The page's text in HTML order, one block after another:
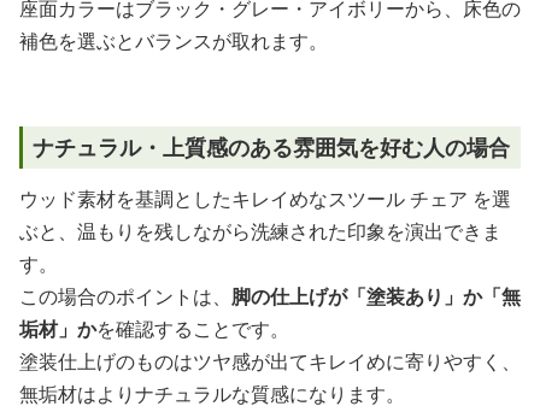
座面カラーはブラック・グレー・アイボリーから、床色の
補色を選ぶとバランスが取れます。
ナチュラル・上質感のある雰囲気を好む人の場合
ウッド素材を基調としたキレイめなスツール チェア を選
ぶと、温もりを残しながら洗練された印象を演出できま
す。
この場合のポイントは、 脚の仕上げが「塗装あり」か「無
垢材」かを確認することです。
塗装仕上げのものはツヤ感が出てキレイめに寄りやすく、
無垢材はよりナチュラルな質感になります。